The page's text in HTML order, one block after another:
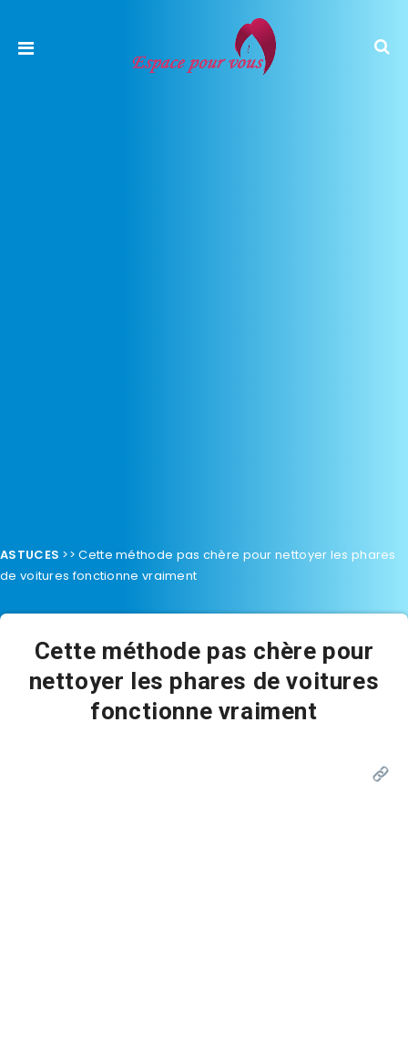
ASTUCES >>Cette méthode pas chère pour nettoyer les phares
de voitures fonctionne vraiment
Cette méthode pas chère pour
nettoyer les phares de voitures
fonctionne vraiment